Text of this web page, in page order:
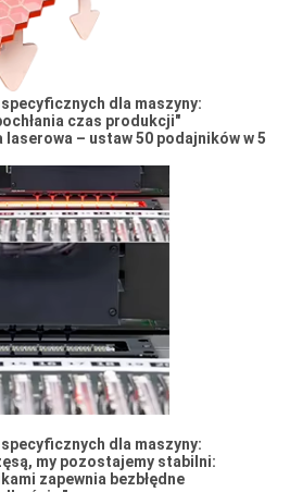
dla maszyny:
czas produkcji"
– ustaw 50 podajników w 5
dla maszyny:
my pozostajemy stabilni:
zapewnia bezbłędne